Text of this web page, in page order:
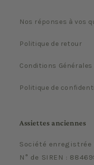
Nos réponses à vos
Politique de retour
Conditions Générales
Politique de
Assiettes anciennes
Société enregistrée
N° de SIREN :